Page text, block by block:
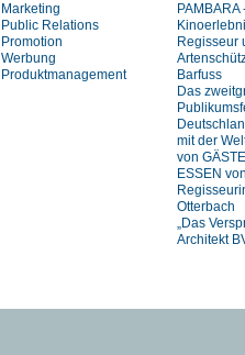
Marketing
Public Relations
Promotion
Werbung
Produktmanagement
Regisseur
Barfuss
Das
mit der
von
ESSEN
Otterbach
„Das
Architekt
exklusiv in